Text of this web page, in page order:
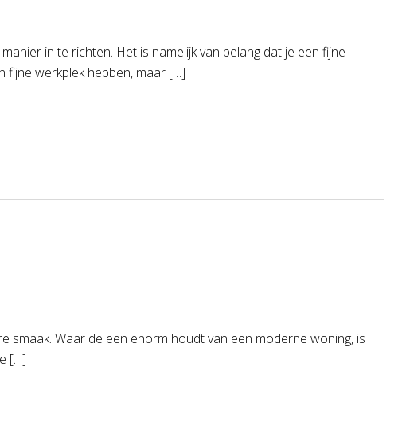
in te richten. Het is namelijk van belang dat je een fijne
fijne werkplek hebben, maar […]
Waar de een enorm houdt van een moderne woning, is
[…]